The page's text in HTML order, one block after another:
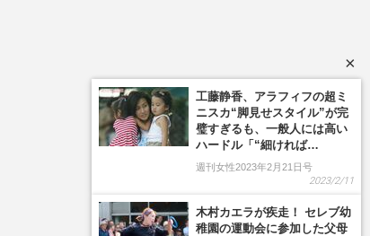
×
工藤静香、アラフィフの超ミ
ニスカ“脚見せスタイル”が完
璧すぎるも、一般人には高い
ハードル「“細ければ…
週刊女性2023年2月21日号
2023/2/11
木村カエラが疾走！ セレブ幼
稚園の運動会に参加した父母